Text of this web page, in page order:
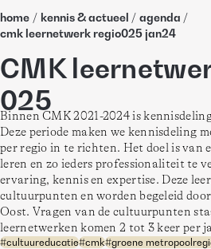
home / kennis & actueel / agenda /
cmk leernetwerk regio025 jan24
CMK
025
Binnen CMK 2021-2024 is
Deze periode maken we kennisdeling
per regio in te richten. Het doel is van
leren en zo ieders professionaliteit te
ervaring, kennis en expertise. Deze
cultuurpunten en worden begeleid
Oost. Vragen van de cultuurpunten
leernetwerken komen 2 tot 3 keer per
#cultuureducatie#cmk#groene